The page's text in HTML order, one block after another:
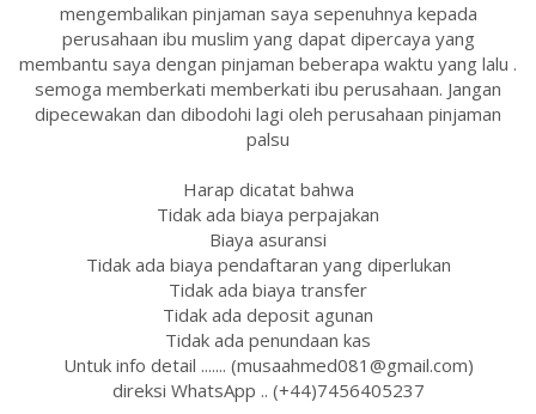
mengembalikan pinjaman saya sepenuhnya kepada
perusahaan ibu muslim yang dapat dipercaya yang
membantu saya dengan pinjaman beberapa waktu yang lalu .
semoga memberkati memberkati ibu perusahaan. Jangan
dipecewakan dan dibodohi lagi oleh perusahaan pinjaman
palsu
Harap dicatat bahwa
Tidak ada biaya perpajakan
Biaya asuransi
Tidak ada biaya pendaftaran yang diperlukan
Tidak ada biaya transfer
Tidak ada deposit agunan
Tidak ada penundaan kas
Untuk info detail ....... (musaahmed081@gmail.com)
direksi WhatsApp .. (+44)7456405237